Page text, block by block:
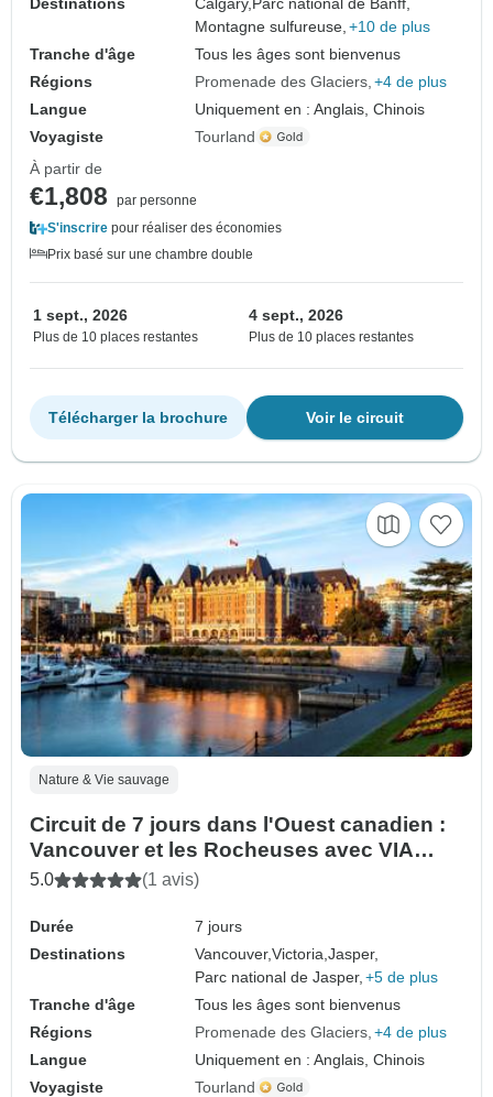
Montagne sulfureuse, +10 de plus
Tranche d'âge
Tous les âges sont bienvenus
Régions
Promenade des Glaciers +4 de plus
Langue
Uniquement en : Anglais, Chinois
Voyagiste
Tourland
À partir de
€1,808
par personne
S'inscrire pour réaliser des économies
Prix basé sur une chambre double
1 sept., 2026
Plus de 10 places restantes
4 sept., 2026
Plus de 10 places restantes
Voir le circuit
Télécharger la brochure
Nature & Vie sauvage
Circuit de 7 jours dans l'Ouest canadien :
Vancouver et les Rocheuses avec VIA
Railway | Départ de Vancouver
5.0 (1 avis)
Durée
7 jours
Destinations
Vancouver,Victoria,Jasper,
Parc national de Jasper, +5 de plus
Tranche d'âge
Tous les âges sont bienvenus
Régions
Promenade des Glaciers +4 de plus
Langue
Uniquement en : Anglais, Chinois
Voyagiste
Tourland